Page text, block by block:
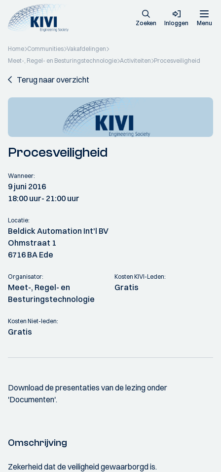
Zoeken Inloggen Menu
Home Communities Vakafdelingen
Meet-, Regel- en Besturingstechnologie Activiteiten Procesveiligheid
Terug naar overzicht
Procesveiligheid
Wanneer:
9 juni 2016
18:00 uur- 21:00 uur
Locatie:
Beldick Automation Int'l BV
Ohmstraat 1
6716 BA Ede
Organisator:
Meet-, Regel- en
Besturingstechnologie
Kosten KIVI-Leden:
Gratis
Kosten Niet-leden:
Gratis
Download de presentaties van de lezing onder
'Documenten'.
Omschrijving
Zekerheid dat de veiligheid gewaarborgd is.